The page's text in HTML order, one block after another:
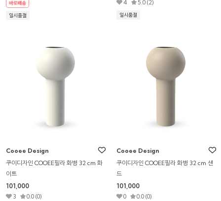
일시품절
4 5.0 (2)
일시품절
Cooee Design
쿠이디자인 COOEE필라 화병 32 cm 화
이트
101,000
3 0.0 (0)
Cooee Design
쿠이디자인 COOEE필라 화병 32 cm 샌
드
101,000
0 0.0 (0)